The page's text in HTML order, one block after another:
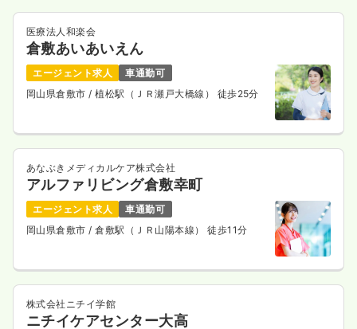
医療法人和楽会
倉敷あいあいえん
エージェント求人
車通勤可
岡山県倉敷市 / 植松駅（ＪＲ瀬戸大橋線） 徒歩25分
あなぶきメディカルケア株式会社
アルファリビング倉敷幸町
エージェント求人
車通勤可
岡山県倉敷市 / 倉敷駅（ＪＲ山陽本線） 徒歩11分
株式会社ニチイ学館
ニチイケアセンター大高